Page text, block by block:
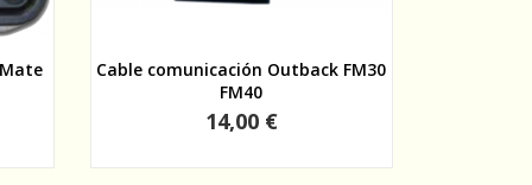
Vista rápida
Cable comunicación Outback FM30
FM40
Precio
14,00 €